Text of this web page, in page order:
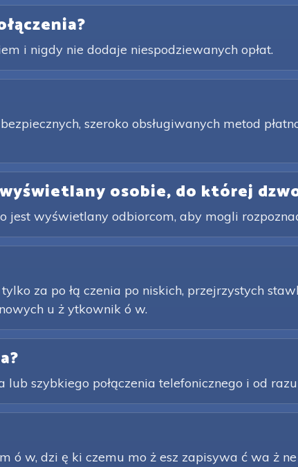
i nigdy nie dodaje niespodziewanych opłat.
szeroko obsługiwanych metod
osobie, do której
jest wyświetlany odbiorcom, aby mogli
za po łą czenia po niskich, przejrzystych
u ż ytkownik ó w.
szybkiego połączenia telefonicznego i od
ó w, dzi ę ki czemu mo ż esz zapisywa ć wa ż